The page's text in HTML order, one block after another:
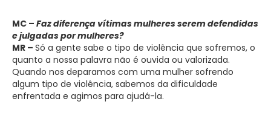
MC – Faz diferença vítimas mulheres serem defendidas
e julgadas por mulheres?
MR – Só a gente sabe o tipo de violência que sofremos, o
quanto a nossa palavra não é ouvida ou valorizada.
Quando nos deparamos com uma mulher sofrendo
algum tipo de violência, sabemos da dificuldade
enfrentada e agimos para ajudá-la.